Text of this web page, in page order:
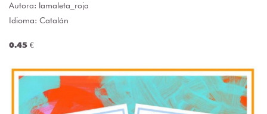
Autora: lamaleta_roja
Idioma: Catalán
0.45 €